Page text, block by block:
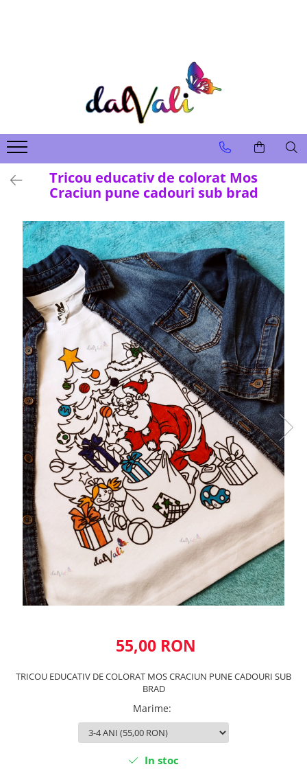
GENTI DE COLORAT
Tricou educativ de colorat Mos
Craciun pune cadouri sub brad
55,00 RON
TRICOU EDUCATIV DE COLORAT MOS CRACIUN PUNE CADOURI SUB
BRAD
Marime:
In stoc